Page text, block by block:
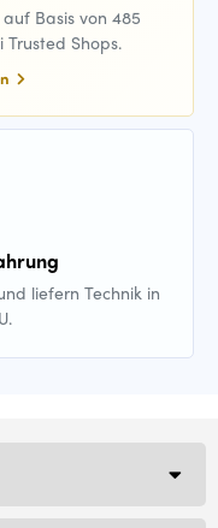
Basis von 485
Shops.
liefern Technik in